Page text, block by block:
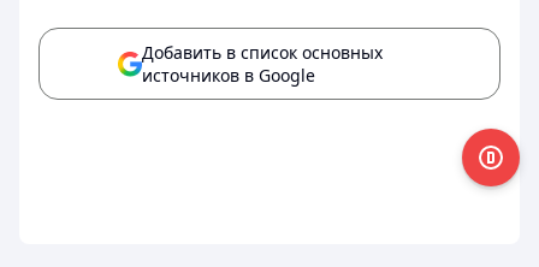
Добавить в список основных
источников в Google